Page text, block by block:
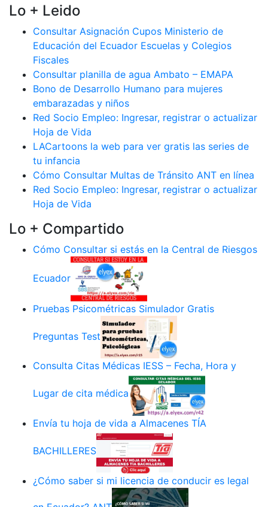
Lo + Leido
Consultar Asignación Cupos Ministerio de
Educación del Ecuador Escuelas y Colegios
Fiscales
Consultar planilla de agua Ambato – EMAPA
Bono de Desarrollo Humano para mujeres
embarazadas y niños
Red Socio Empleo: Ingresar, registrar o actualizar
Hoja de Vida
LACartoons la web para ver gratis las series de
tu infancia
Cómo Consultar Multas de Tránsito ANT en línea
Red Socio Empleo: Ingresar, registrar o actualizar
Hoja de Vida
Lo + Compartido
Cómo Consultar si estás en la Central de Riesgos
Ecuador
Pruebas Psicométricas Simulador Gratis
Preguntas Test
Consulta Citas Médicas IESS – Fecha, Hora y
Lugar de cita médica
Envía tu hoja de vida a Almacenes TÍA
BACHILLERES
¿Cómo saber si mi licencia de conducir es legal